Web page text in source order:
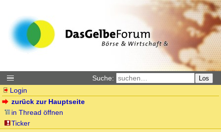
Suche: Los
Login
zurück zur Hauptseite
in Thread öffnen
Ticker